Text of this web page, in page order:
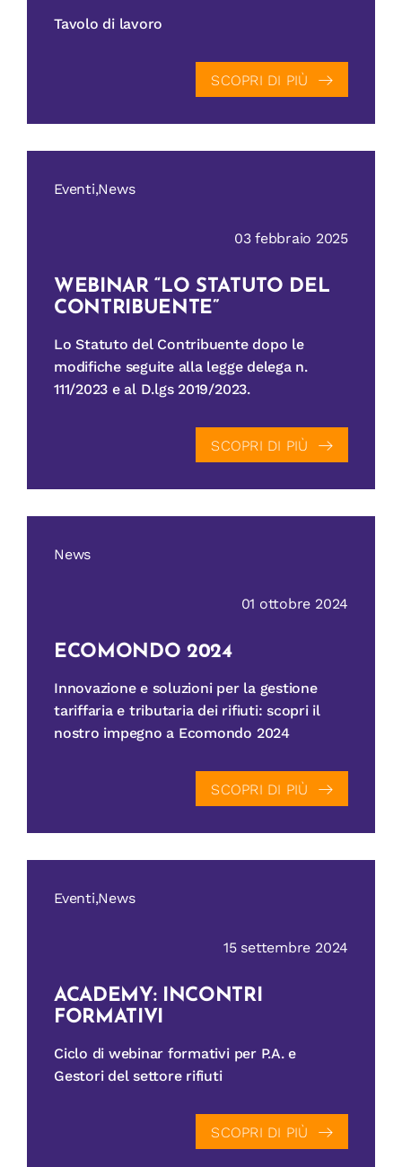
Tavolo di lavoro
SCOPRI DI PIÙ
Eventi,News
03 febbraio 2025
WEBINAR “LO STATUTO DEL
CONTRIBUENTE”
Lo Statuto del Contribuente dopo le
modifiche seguite alla legge delega n.
111/2023 e al D.lgs 2019/2023.
SCOPRI DI PIÙ
News
01 ottobre 2024
ECOMONDO 2024
Innovazione e soluzioni per la gestione
tariffaria e tributaria dei rifiuti: scopri il
nostro impegno a Ecomondo 2024
SCOPRI DI PIÙ
Eventi,News
15 settembre 2024
ACADEMY: INCONTRI
FORMATIVI
Ciclo di webinar formativi per P.A. e
Gestori del settore rifiuti
SCOPRI DI PIÙ